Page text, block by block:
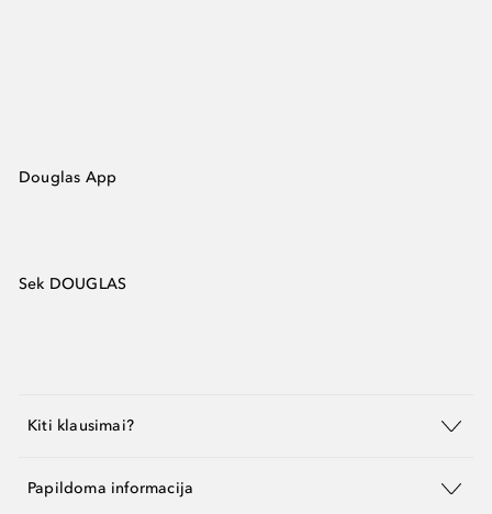
Douglas App
Sek DOUGLAS
Kiti klausimai?
Papildoma informacija